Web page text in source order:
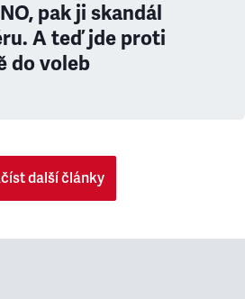
pak ji skandál
A teď jde proti
do voleb
další články